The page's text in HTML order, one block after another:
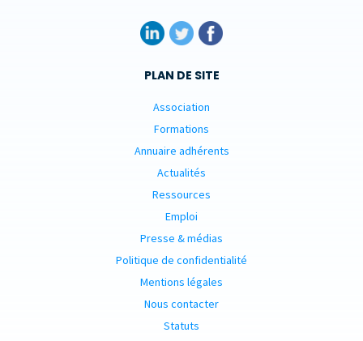
PLAN DE SITE
Association
Formations
Annuaire adhérents
Actualités
Ressources
Emploi
Presse & médias
Politique de confidentialité
Mentions légales
Nous contacter
Statuts